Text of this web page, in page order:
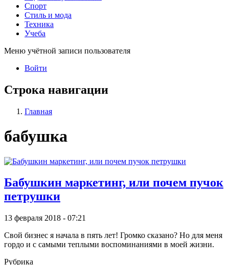
Спорт
Стиль и мода
Техника
Учеба
Меню учётной записи пользователя
Войти
Строка навигации
Главная
бабушка
Бабушкин маркетинг, или почем пучок
петрушки
13 февраля 2018 - 07:21
Свой бизнес я начала в пять лет! Громко сказано? Но для меня
гордо и с самыми теплыми воспоминаниями в моей жизни.
Рубрика